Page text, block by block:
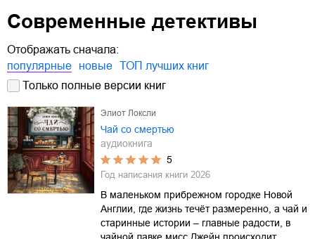
Современные детективы
Отображать сначала:
популярные
новые ТОП лучших книг
Только полные версии книг
Элиот Локсли
Чай со смертью
аудиокнига
5
Год написания книги 2026
В маленьком прибрежном городке Новой
Англии, где жизнь течёт размеренно, а чай и
старинные истории – главные радости, в
чайной лавке мисс Джейн происходит